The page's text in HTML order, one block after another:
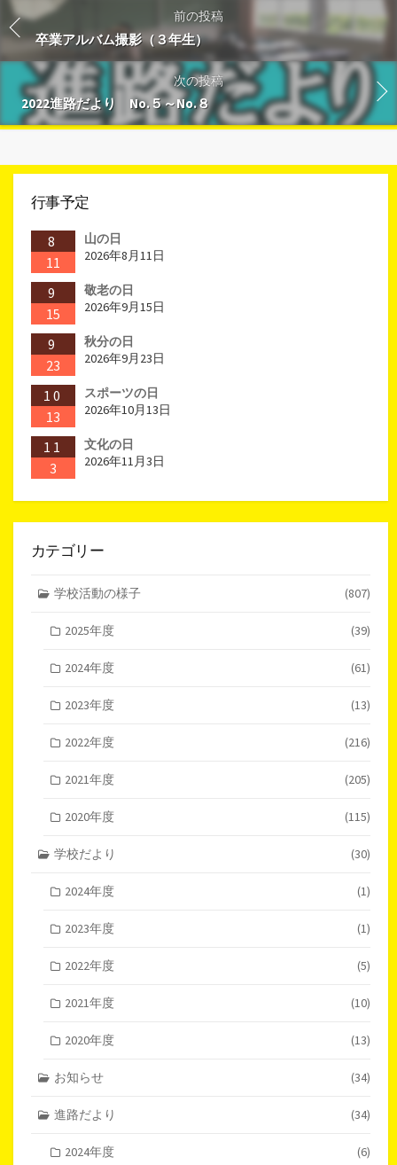
前の投稿
卒業アルバム撮影（３年生）
次の投稿
2022進路だより No.５～No.８
行事予定
8
11
山の日
2026年8月11日
9
15
敬老の日
2026年9月15日
9
23
秋分の日
2026年9月23日
10
13
スポーツの日
2026年10月13日
11
3
文化の日
2026年11月3日
カテゴリー
学校活動の様子 (807)
2025年度 (39)
2024年度 (61)
2023年度 (13)
2022年度 (216)
2021年度 (205)
2020年度 (115)
学校だより (30)
2024年度 (1)
2023年度 (1)
2022年度 (5)
2021年度 (10)
2020年度 (13)
お知らせ (34)
進路だより (34)
2024年度 (6)